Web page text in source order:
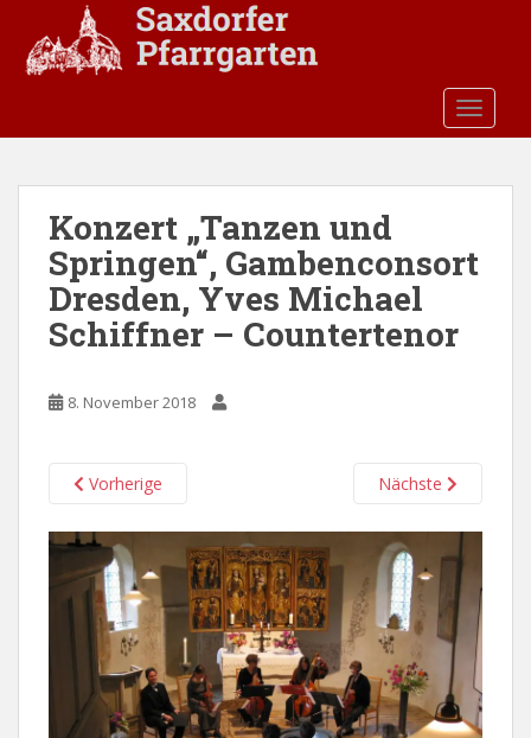
Konzert „Tanzen und
Springen“, Gambenconsort
Dresden, Yves Michael
Schiffner – Countertenor
8. November 2018
Vorherige Nächste